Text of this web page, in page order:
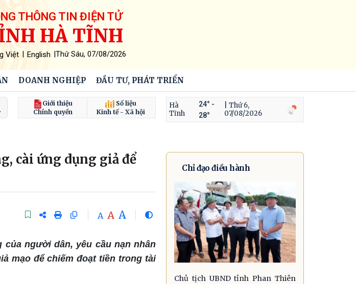
THÔNG TIN ĐIỆN TỬ
HÀ TĨNH
Việt | English |Thứ Sáu, 07/08/2026
DOANH NGHIỆP ĐẦU TƯ, PHÁT TRIỂN
Giới thiệu
Chính quyền
Số liệu
Kinh tế - Xã hội
Hà
Tĩnh
24° -
28°
| Thứ 6,
07/08/2026
cài ứng dụng giả để
A A A
người dân, yêu cầu nạn nhân
mạo để chiếm đoạt tiền trong tài
Chỉ đạo điều hành
Chủ tịch UBND tỉnh Phan Thiên